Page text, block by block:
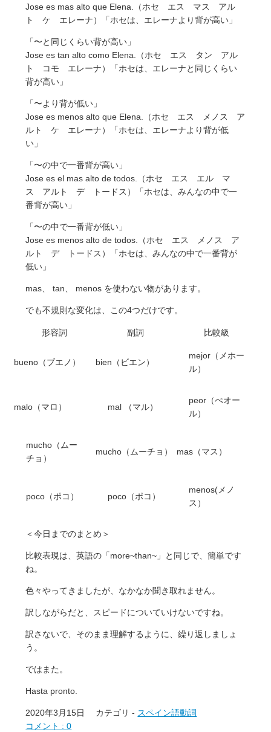
Jose es mas alto que Elena.（ホセ エス マス アル
ト ケ エレーナ）「ホセは、エレーナより背が高い」
「〜と同じくらい背が高い」
Jose es tan alto como Elena.（ホセ エス タン アル
ト コモ エレーナ）「ホセは、エレーナと同じくらい
背が高い」
「〜より背が低い」
Jose es menos alto que Elena.（ホセ エス メノス ア
ルト ケ エレーナ）「ホセは、エレーナより背が低
い」
「〜の中で一番背が高い」
Jose es el mas alto de todos.（ホセ エス エル マ
ス アルト デ トードス）「ホセは、みんなの中で一
番背が高い」
「〜の中で一番背が低い」
Jose es menos alto de todos.（ホセ エス メノス ア
ルト デ トードス）「ホセは、みんなの中で一番背が
低い」
mas、 tan、 menos を使わない物があります。
でも不規則な変化は、この4つだけです。
形容詞 副詞 比較級
bueno（ブエノ） bien（ビエン）
mejor（メホー
ル）
malo（マロ） mal （マル）
peor（ぺオー
ル）
mucho（ムー
チョ）
mucho（ムーチョ） mas（マス）
poco（ポコ） poco（ポコ）
menos(メノ
ス）
＜今日までのまとめ＞
比較表現は、英語の「more~than~」と同じで、簡単です
ね。
色々やってきましたが、なかなか聞き取れません。
訳しながらだと、スピードについていけないですね。
訳さないで、そのまま理解するように、繰り返しましょ
う。
ではまた。
Hasta pronto.
2020年3月15日 カテゴリ - スペイン語動詞
コメント : 0